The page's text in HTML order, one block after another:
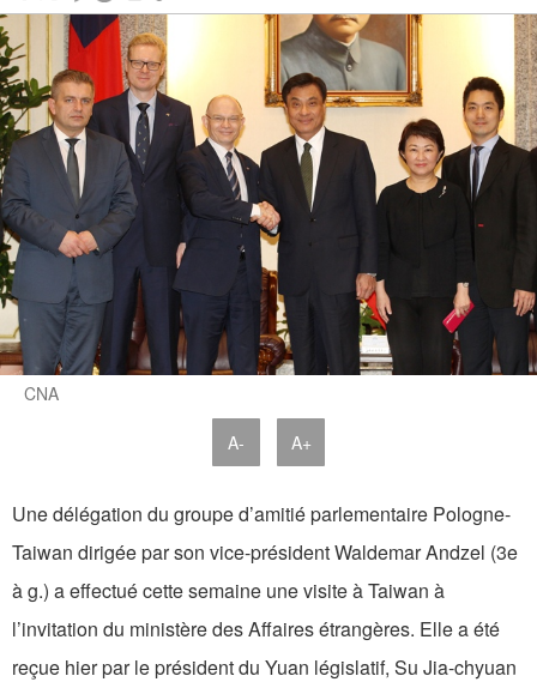
CNA
A- A+
Une délégation du groupe d’amitié parlementaire Pologne-
Taiwan dirigée par son vice-président Waldemar Andzel (3e
à g.) a effectué cette semaine une visite à Taiwan à
l’invitation du ministère des Affaires étrangères. Elle a été
reçue hier par le président du Yuan législatif, Su Jia-chyuan